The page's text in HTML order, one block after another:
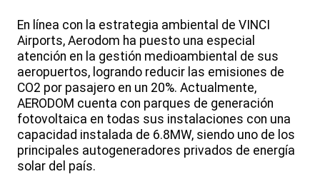
En línea con la estrategia ambiental de VINCI
Airports, Aerodom ha puesto una especial
atención en la gestión medioambiental de sus
aeropuertos, logrando reducir las emisiones de
CO2 por pasajero en un 20%. Actualmente,
AERODOM cuenta con parques de generación
fotovoltaica en todas sus instalaciones con una
capacidad instalada de 6.8MW, siendo uno de los
principales autogeneradores privados de energía
solar del país.